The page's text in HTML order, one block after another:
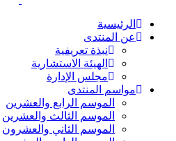
الرئيسية
عن المنتدى
نبذة تعريفية
الهيئة الاستشارية
مجلس الإدارة
مواسم المنتدى
الموسم الرابع والعشرين
الموسم الثالث والعشرين
الموسم الثاني والعشرون